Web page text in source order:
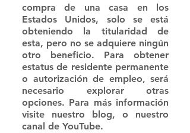
compra de una casa en los
Estados Unidos, solo se está
obteniendo la titularidad de
esta, pero no se adquiere ningún
otro beneficio. Para obtener
estatus de residente permanente
o autorización de empleo, será
necesario explorar otras
opciones. Para más información
visite nuestro blog, o nuestro
canal de YouTube.